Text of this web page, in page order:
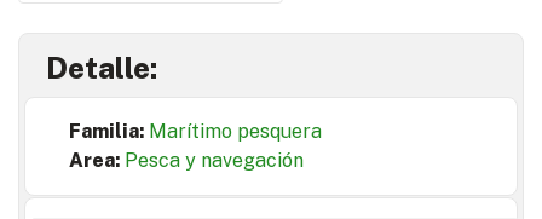
Detalle:
Familia: Marítimo pesquera
Area: Pesca y navegación